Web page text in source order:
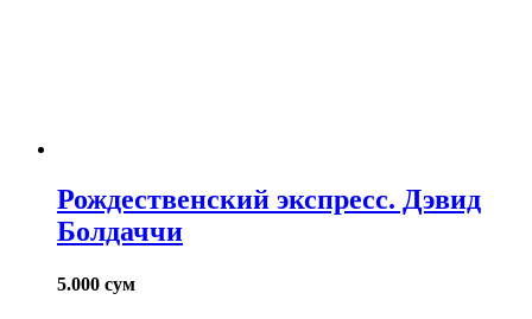
Рождественский экспресс. Дэвид
Болдаччи
5.000 сум